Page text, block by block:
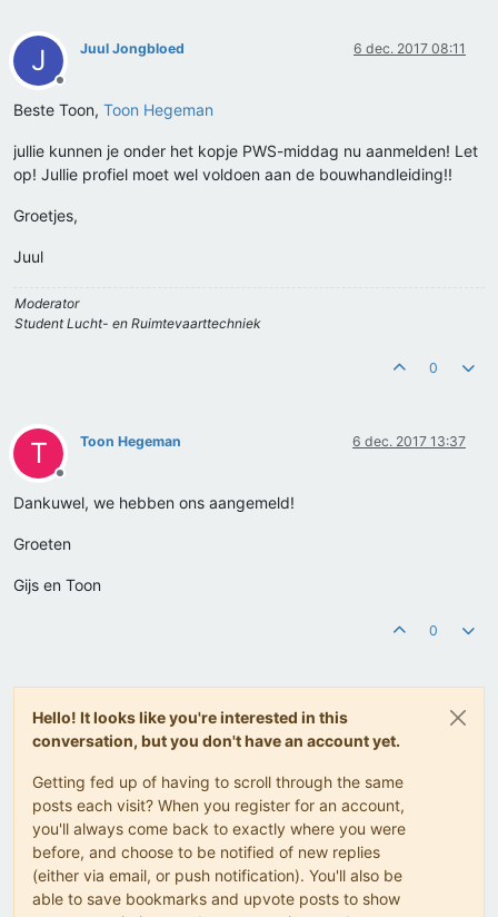
J
Offline
Juul Jongbloed 6 dec. 2017 08:11
Beste Toon, Toon Hegeman
jullie kunnen je onder het kopje PWS-middag nu aanmelden! Let
op! Jullie profiel moet wel voldoen aan de bouwhandleiding!!
Groetjes,
Juul
Moderator
Student Lucht- en Ruimtevaarttechniek
0
T
Offline
Toon Hegeman 6 dec. 2017 13:37
Dankuwel, we hebben ons aangemeld!
Groeten
Gijs en Toon
0
Hello! It looks like you're interested in this
conversation, but you don't have an account yet.
Getting fed up of having to scroll through the same
posts each visit? When you register for an account,
you'll always come back to exactly where you were
before, and choose to be notified of new replies
(either via email, or push notification). You'll also be
able to save bookmarks and upvote posts to show